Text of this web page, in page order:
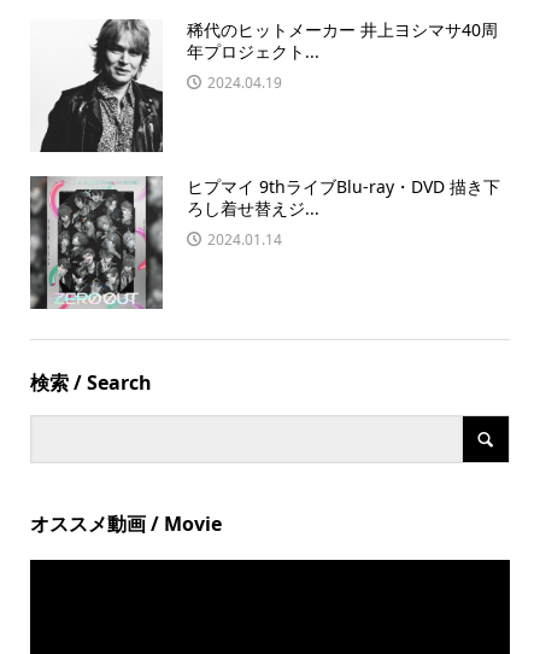
稀代のヒットメーカー 井上ヨシマサ40周
年プロジェクト...
2024.04.19
ヒプマイ 9thライブBlu-ray・DVD 描き下
ろし着せ替えジ...
2024.01.14
検索 / Search
オススメ動画 / Movie